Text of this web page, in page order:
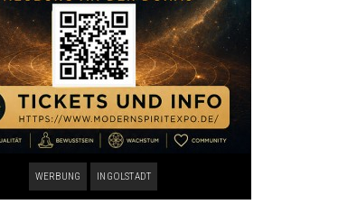
WERBUNG INGOLSTADT